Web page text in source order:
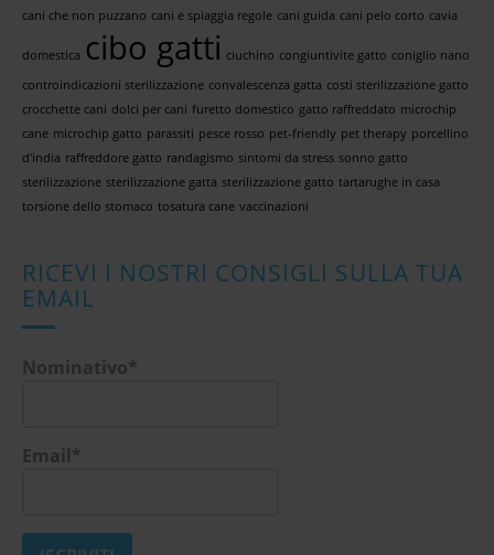
cani che non puzzano cani e spiaggia regole cani guida cani pelo corto cavia
domestica cibo gatti ciuchino congiuntivite gatto coniglio nano
controindicazioni sterilizzazione convalescenza gatta costi sterilizzazione gatto
crocchette cani dolci per cani furetto domestico gatto raffreddato microchip
cane microchip gatto parassiti pesce rosso pet-friendly pet therapy porcellino
d'india raffreddore gatto randagismo sintomi da stress sonno gatto
sterilizzazione sterilizzazione gatta sterilizzazione gatto tartarughe in casa
torsione dello stomaco tosatura cane vaccinazioni
RICEVI I NOSTRI CONSIGLI SULLA TUA
EMAIL
Nominativo*
Email*